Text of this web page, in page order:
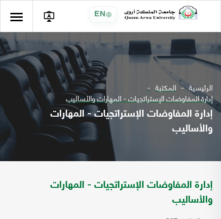
EN
الرئيسية المكتبة
إدارة المفاوضات الإستراتجيات - المهارات والأساليب
إدارة المفاوضات الإستراتجيات - المهارات
والأساليب
إدارة المفاوضات الإستراتجيات - المهارات
والأساليب